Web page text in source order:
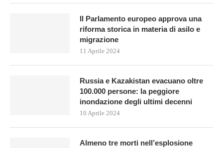
Il Parlamento europeo approva una
riforma storica in materia di asilo e
migrazione
11 Aprile 2024
Russia e Kazakistan evacuano oltre
100.000 persone: la peggiore
inondazione degli ultimi decenni
10 Aprile 2024
Almeno tre morti nell’esplosione